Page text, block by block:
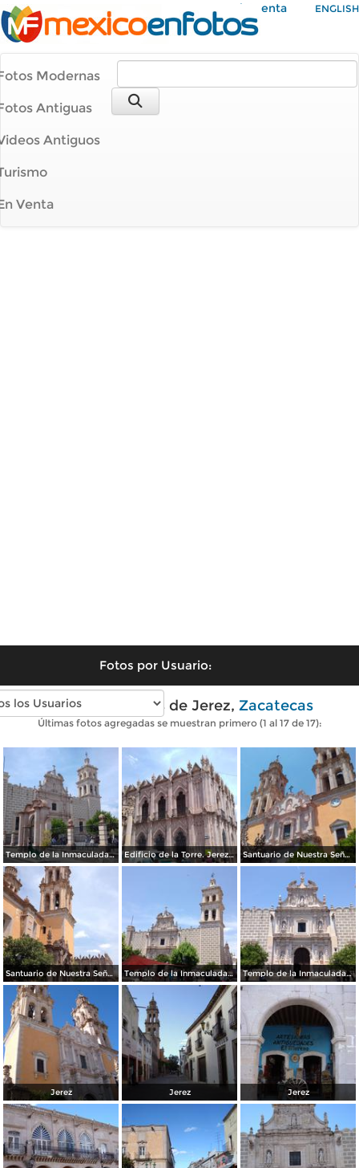
Mi Cuenta ENGLISH
Modernas
Antiguas
Antiguos
Venta
Fotos por Usuario:
Fotos modernas de Jerez, Zacatecas
Últimas fotos agregadas se muestran primero (1 al 17 de 17):
Templo de la Inmaculada Concepción. Abril/2017 Edificio de la Torre. Jerez Pueblo Mágico. Abril/2017 Santuario de Nuestra Señora de la Soledad. Abril/2017
Santuario de Nuestra Señora de la Soledad. Abril/2017 Templo de la Inmaculada Concepción. Abril/2017 Templo de la Inmaculada Concepción. Abril/2016
Jerez Jerez Jerez